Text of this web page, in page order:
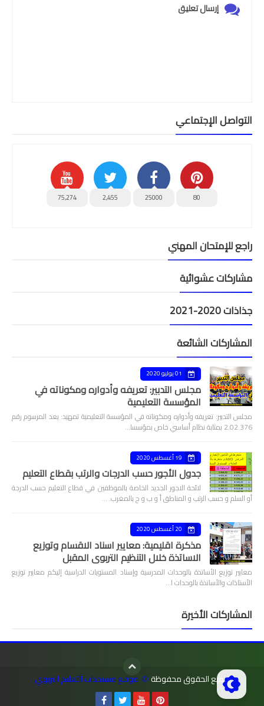
إرسال تعليق
التواصل الإجتماعي
80
25000
2,455
75,274
راجع للإمتحان المهني
مشاركات عشوائية
جذاذات 2020-2021
المشاركات الشائعة
01 يوليو 2020
مجلس التدبير: تعريفه وأدواره ومكوناته في
المؤسسة التعليمية
مجلس التدبير: تعريفه وأدواره ومكوناته في المؤسسة التعليمية تمهيد: يعد المرسوم رقم
2.02.376 بمثابة نظام أساسي خاص بمؤسسا…
19 أغسطس 2020
جدول الأجور حسب الدرجات والرتب بقطاع التعليم
لائحة الاجور الجديد الخاصة بالموظفين في قطاع التعليم حسب الدرجة
أو السلم و حسب الرتب و المناطق أ و ب و ج بالمغرب. …
20 أغسطس 2020
مذكرة اقليمية: معايير اسناد الاقسام وتوزيع
الاساتذة خلال التنظيم التربوي المقبل
معايير توزيع الأساتذة بالوحدات المدرسية وإسناد المستويات الدراسية إليكم معايير توزيع
الأستاذات والأساتذة بالوحدات ا…
المشاركات الأخيرة
جميع الحقوق محفوظة © موقع مستجدات التعليم التربوي